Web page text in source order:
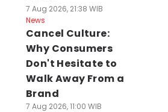
7 Aug 2026, 21:38 WIB
News
Cancel Culture:
Why Consumers
Don't Hesitate to
Walk Away From a
Brand
7 Aug 2026, 11:00 WIB